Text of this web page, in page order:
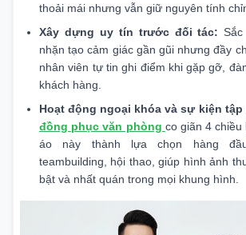
thoải mái nhưng vẫn giữ nguyên tính
Xây dựng uy tín trước đối tác:
nhặn tạo cảm giác gần gũi nhưng đầy
nhân viên tự tin ghi điểm khi gặp gỡ,
khách hàng.
Hoạt động ngoại khóa và sự kiện tập
đồng phục văn phòng co giãn 4
áo này thành lựa chọn hàng
teambuilding, hội thao, giúp hình ảnh
bật và nhất quán trong mọi khung hình.